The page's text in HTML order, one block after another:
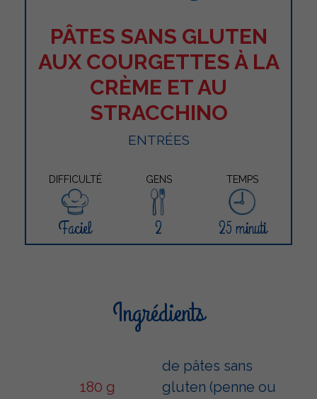
PÂTES SANS GLUTEN
AUX COURGETTES À LA
CRÈME ET AU
STRACCHINO
ENTRÉES
DIFFICULTÉ GENS TEMPS
Faciel 2 25 minuti
Ingrédients
180 g
de pâtes sans
gluten (penne ou